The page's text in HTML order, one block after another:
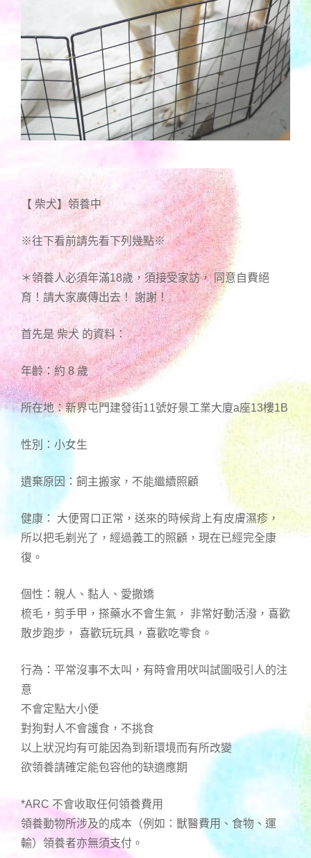
【 柴犬】領養中
※往下看前請先看下列幾點※
＊領養人必須年滿18歲，須接受家訪， 同意自費絕
育！請大家廣傳出去！ 謝謝！
首先是 柴犬 的資料：
年齡：約 8 歲
所在地：新界屯門建發街11號好景工業大廈a座13樓1B
性別：小女生
遺棄原因：飼主搬家，不能繼續照顧
健康： 大便胃口正常，送來的時候背上有皮膚濕疹，
所以把毛剃光了，經過義工的照顧，現在已經完全康
復。
個性：親人、黏人、愛撒嬌
梳毛，剪手甲，搽藥水不會生氣， 非常好動活潑，喜歡
散步跑步， 喜歡玩玩具，喜歡吃零食。
行為：平常沒事不太叫，有時會用吠叫試圖吸引人的注
意
不會定點大小便
對狗對人不會護食，不挑食
以上狀況均有可能因為到新環境而有所改變
欲領養請確定能包容他的缺適應期
*ARC 不會收取任何領養費用
領養動物所涉及的成本（例如：獸醫費用、食物、運
輸）領養者亦無須支付。